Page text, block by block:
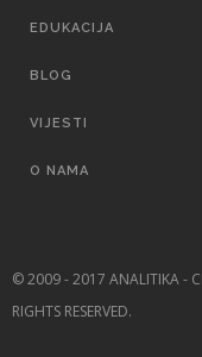
EDUKACIJA
BLOG
VIJESTI
O NAMA
© 2009 - 2017 ANALITIKA -
RIGHTS RESERVED.